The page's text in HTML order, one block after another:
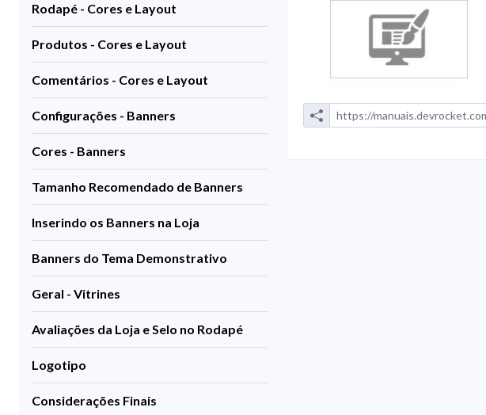
Rodapé - Cores e Layout
Produtos - Cores e Layout
Comentários - Cores e Layout
Configurações - Banners
Cores - Banners
Tamanho Recomendado de Banners
Inserindo os Banners na Loja
Banners do Tema Demonstrativo
Geral - Vitrines
Avaliações da Loja e Selo no Rodapé
Logotipo
Considerações Finais